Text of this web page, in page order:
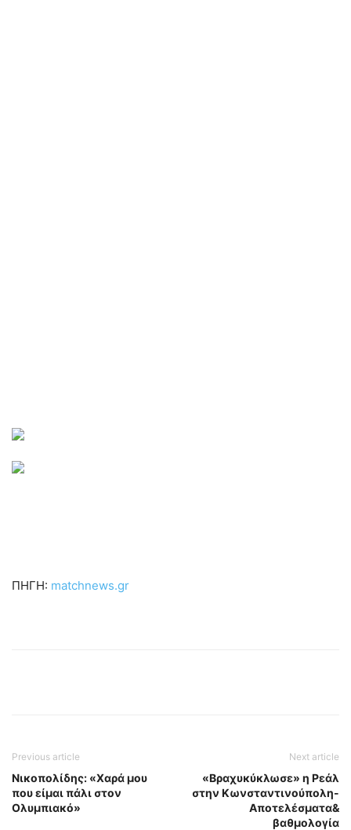
ΠΗΓΗ: matchnews.gr
Previous article
Νικοπολίδης: «Χαρά μου
που είμαι πάλι στον
Ολυμπιακό»
Next article
«Βραχυκύκλωσε» η Ρεάλ
στην Κωνσταντινούπολη-
Αποτελέσματα&
βαθμολογία